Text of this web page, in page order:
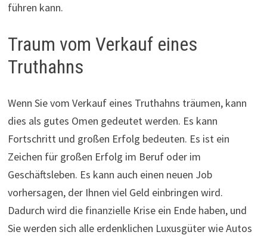
führen kann.
Traum vom Verkauf eines
Truthahns
Wenn Sie vom Verkauf eines Truthahns träumen, kann
dies als gutes Omen gedeutet werden. Es kann
Fortschritt und großen Erfolg bedeuten. Es ist ein
Zeichen für großen Erfolg im Beruf oder im
Geschäftsleben. Es kann auch einen neuen Job
vorhersagen, der Ihnen viel Geld einbringen wird.
Dadurch wird die finanzielle Krise ein Ende haben, und
Sie werden sich alle erdenklichen Luxusgüter wie Autos